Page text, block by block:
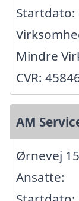
Startdato:
Mindre
CVR:
AM
Ørnevej
Ansatte: